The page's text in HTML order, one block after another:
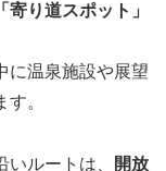
寄り道スポット」
に温泉施設や展望
。
ルートは、
開放